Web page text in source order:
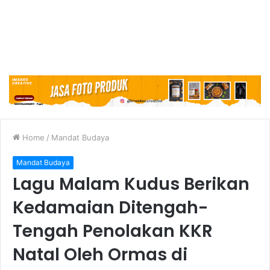
Home / Mandat Budaya
Mandat Budaya
Lagu Malam Kudus Berikan
Kedamaian Ditengah-
Tengah Penolakan KKR
Natal Oleh Ormas di